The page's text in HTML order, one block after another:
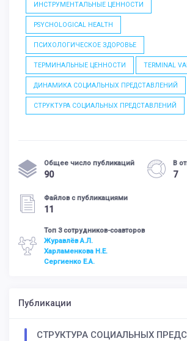
ИНСТРУМЕНТАЛЬНЫЕ ЦЕННОСТИ
PSYCHOLOGICAL HEALTH
ПСИХОЛОГИЧЕСКОЕ ЗДОРОВЬЕ
ТЕРМИНАЛЬНЫЕ ЦЕННОСТИ TERMINAL
ДИНАМИКА СОЦИАЛЬНЫХ ПРЕДСТАВЛЕНИЙ
СТРУКТУРА СОЦИАЛЬНЫХ ПРЕДСТАВЛЕНИЙ
Общее число публикаций
90
В
7
Файлов с публикациями
11
Топ 3 сотрудников-соавторов
Журавлёв А.Л.
Харламенкова Н.Е.
Сергиенко Е.А.
Публикации
СТРУКТУРА СОЦИАЛЬНЫХ